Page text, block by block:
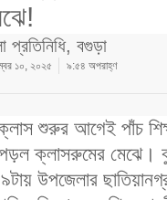
প্রতিনিধি, বগুড়া
১০, ২০২৫ ৯:৫৪ অপরাহ্ণ
শুরুর আগেই পাঁচ
ক্লাসরুমের মেঝে।
উপজেলার